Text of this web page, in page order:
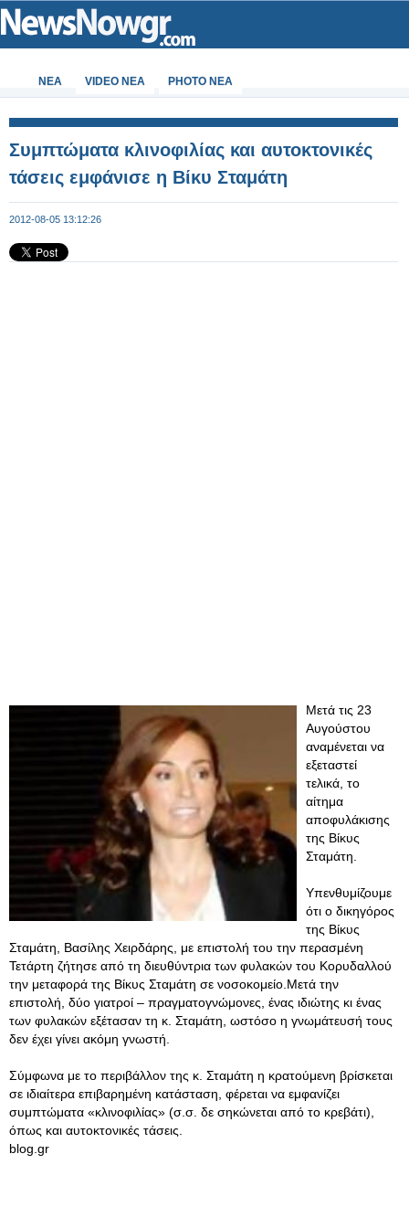
ΝΕΑ VIDEO NEA PHOTO NEA
Συμπτώματα κλινοφιλίας και αυτοκτονικές
τάσεις εμφάνισε η Βίκυ Σταμάτη
2012-08-05 13:12:26
Μετά τις 23
Αυγούστου
αναμένεται να
εξεταστεί
τελικά, το
αίτημα
αποφυλάκισης
της Βίκυς
Σταμάτη.
Υπενθυμίζουμε
ότι ο δικηγόρος
της Βίκυς
Σταμάτη, Βασίλης Χειρδάρης, με επιστολή του την περασμένη
Τετάρτη ζήτησε από τη διευθύντρια των φυλακών του Κορυδαλλού
την μεταφορά της Βίκυς Σταμάτη σε νοσοκομείο.Μετά την
επιστολή, δύο γιατροί – πραγματογνώμονες, ένας ιδιώτης κι ένας
των φυλακών εξέτασαν τη κ. Σταμάτη, ωστόσο η γνωμάτευσή τους
δεν έχει γίνει ακόμη γνωστή.
Σύμφωνα με το περιβάλλον της κ. Σταμάτη η κρατούμενη βρίσκεται
σε ιδιαίτερα επιβαρημένη κατάσταση, φέρεται να εμφανίζει
συμπτώματα «κλινοφιλίας» (σ.σ. δε σηκώνεται από το κρεβάτι),
όπως και αυτοκτονικές τάσεις.
blog.gr